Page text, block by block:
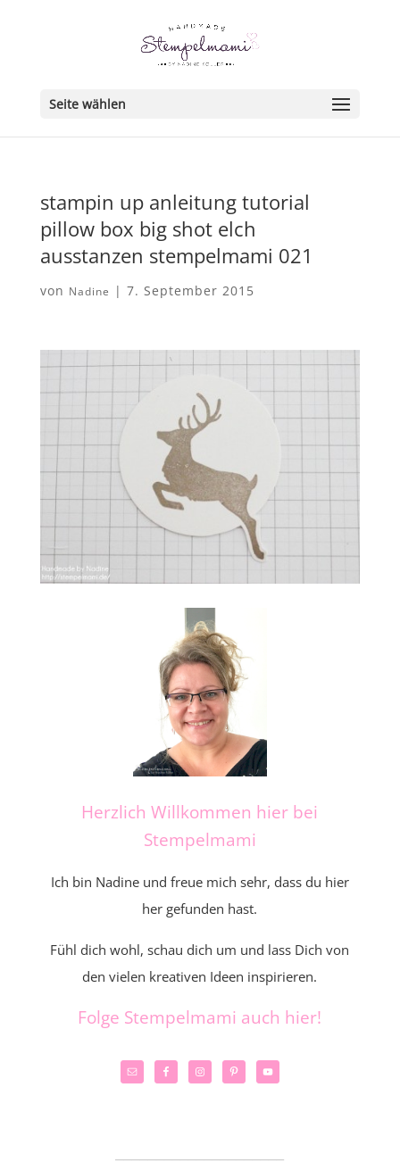
Seite wählen
stampin up anleitung tutorial
pillow box big shot elch
ausstanzen stempelmami 021
von Nadine | 7. September 2015
Herzlich Willkommen hier bei
Stempelmami
Ich bin Nadine und freue mich sehr, dass du hier
her gefunden hast.
Fühl dich wohl, schau dich um und lass Dich von
den vielen kreativen Ideen inspirieren.
Folge Stempelmami auch hier!